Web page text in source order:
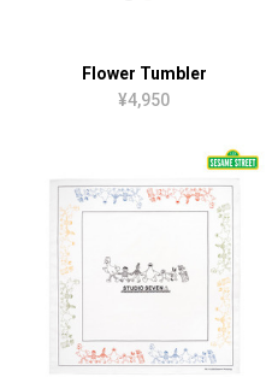
Flower Tumbler
¥4,950